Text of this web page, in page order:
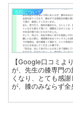
当院について
【Google口コミよ
が、先生の膝専門
くなり、とても感
が、膝のみならず